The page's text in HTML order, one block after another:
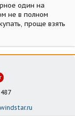
один на
не в полном
проще взять
487